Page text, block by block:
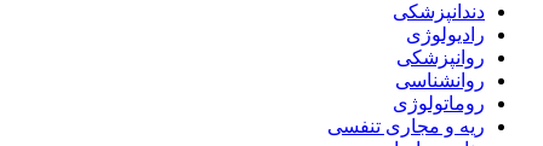
دندانپزشکی
رادیولوژی
روانپزشکی
روانشناسی
روماتولوژی
ریه و مجاری تنفسی